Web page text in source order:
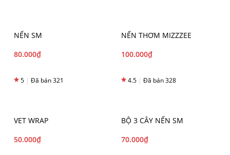
NẾN SM
80.000₫
5 | Đã bán 321
NẾN THƠM MIZZZEE
100.000₫
4.5 | Đã bán 328
VET WRAP
50.000₫
BỘ 3 CÂY NẾN SM
70.000₫